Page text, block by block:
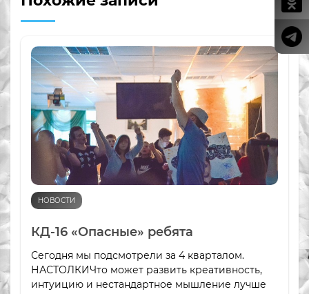
НОВОСТИ
КД-16 «Опасные» ребята
Сегодня мы подсмотрели за 4 кварталом.
НАСТОЛКИЧто может развить креативность,
интуицию и нестандартное мышление лучше